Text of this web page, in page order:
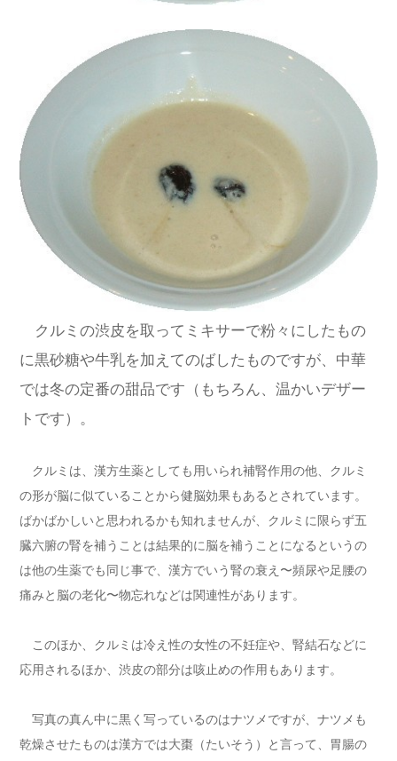
クルミの渋皮を取ってミキサーで粉々にしたもの
に黒砂糖や牛乳を加えてのばしたものですが、中華
では冬の定番の甜品です（もちろん、温かいデザー
トです）。
クルミは、漢方生薬としても用いられ補腎作用の他、クルミ
の形が脳に似ていることから健脳効果もあるとされています。
ばかばかしいと思われるかも知れませんが、クルミに限らず五
臓六腑の腎を補うことは結果的に脳を補うことになるというの
は他の生薬でも同じ事で、漢方でいう腎の衰え〜頻尿や足腰の
痛みと脳の老化〜物忘れなどは関連性があります。
このほか、クルミは冷え性の女性の不妊症や、腎結石などに
応用されるほか、渋皮の部分は咳止めの作用もあります。
写真の真ん中に黒く写っているのはナツメですが、ナツメも
乾燥させたものは漢方では大棗（たいそう）と言って、胃腸の